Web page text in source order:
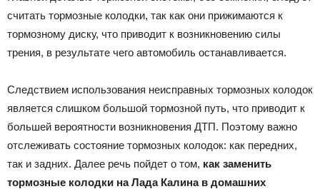
считать тормозные колодки, так как они прижимаются к
тормозному диску, что приводит к возникновению силы
трения, в результате чего автомобиль останавливается.
Следствием использования неисправных тормозных колодок
является слишком большой тормозной путь, что приводит к
большей вероятности возникновения ДТП. Поэтому важно
отслеживать состояние тормозных колодок: как передних,
так и задних. Далее речь пойдет о том, как заменить
тормозные колодки на Лада Калина в домашних